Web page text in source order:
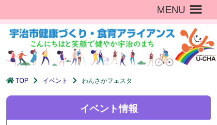
MENU
TOP イベント わんさかフェスタ
イベント情報